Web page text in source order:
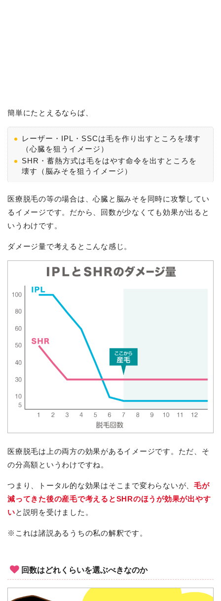
簡単にたとえるならば、
レーザー・IPL・SSCは毛を作り出すところを壊す
（心臓を狙うイメージ）
SHR・蓄熱方式は毛をはやす命令を出すところを
壊す（脳みそを狙うイメージ）
医療脱毛の等の場合は、心臓と脳みそを同時に攻撃してい
るイメージです。だから、回数が少なくても効果が出ると
いうわけです。
ダメージ量で考えるとこんな感じ。
医療脱毛は上の両方の効果があるイメージです。ただ、そ
の分高額というわけですね。
つまり、トータル的な効果はそこまで変わらないが、毛が
減ってきた後の産毛で考えるとSHRのほうが効果が出やす
いと説明を受けました。
※これは諸説あるうちの私の解釈です。
回数はどれくらいを選ぶべきなのか